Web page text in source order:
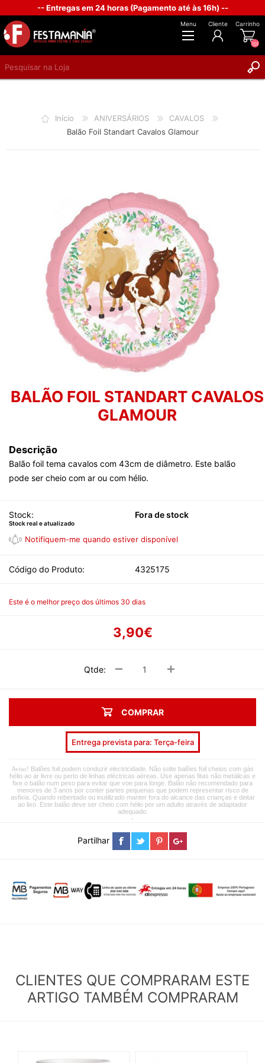
-- Entregas em 24 horas (Pagamento até às 16h) --
Menu Cliente Carrinho
(0)
Início ANIVERSÁRIOS
CAVALOS
Balão Foil Standart Cavalos Glamour
BALÃO FOIL STANDART CAVALOS
GLAMOUR
Descrição
Balão foil tema cavalos com 43cm de diâmetro. Este balão
pode ser cheio com ar ou com hélio.
Stock: Fora de stock
Stock real e atualizado
Código do Produto: 4325175
Este é o melhor preço dos últimos 30 dias
3,90€
Qtde:
COMPRAR
Entrega prevista para: Terça-feira
Aviso! Balões foil podem conduzir electricidade. Não solte balões foil cheios com gás
hélio ao ar livre ou perto de linhas eléctricas aéreas. Use apenas fitas não metálicas e
fixe o balão num peso para evitar que voe para longe. Balão não recomendado para
menores de 3 anos por conter partes pequenas que podem representar risco de
asfixia. Quando rebentado ou inutilizado manter fora do alcance das crianças e deitar
ao lixo. Este balão deve ser cheio com hélio por um adulto através de adaptador
adequado.
-
Partilhar
CLIENTES QUE COMPRARAM ESTE
ARTIGO TAMBÉM COMPRARAM